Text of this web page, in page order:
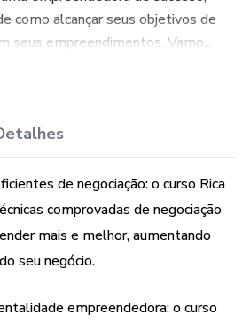
como alcançar seus objetivos de
seus empreendimentos. Vamo...
de negociação: o curso Rica
comprovadas de negociação
mais e melhor, aumentando
seu negócio.
empreendedora: o curso